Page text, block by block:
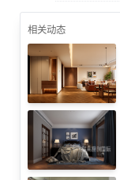
相关动态